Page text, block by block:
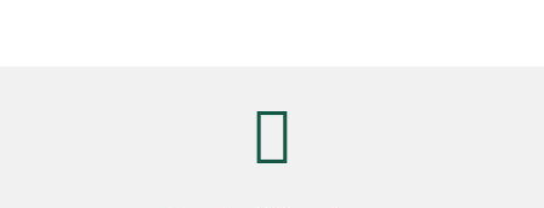
